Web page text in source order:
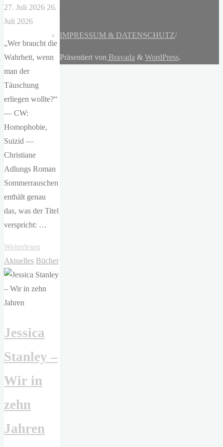
27. Juli 2026 26.
Juli 2026
„Wer braucht die
Wahrheit, wenn
man der
Täuschung
erliegen wollte?“
— CW:
Homophobie,
Suizid —
Christiane
Adlungs Roman
Sommerrauschen
enthält genau
das, was der Titel
verspricht: …
Weiterlesen
Adlung
–
Sommerrauschen"
Aktuelles Bücher
Jessica
Stanley –
Wir in
zehn
Jahren
IMPRESSUM & DATENSCHUTZ/
Präsentiert von Bravada & WordPress.